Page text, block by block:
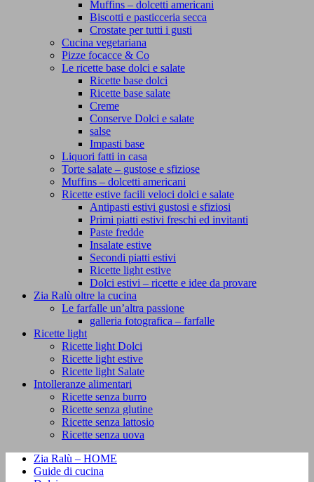
Muffins – dolcetti americani
Biscotti e pasticceria secca
Crostate per tutti i gusti
Cucina vegetariana
Pizze focacce & Co
Le ricette base dolci e salate
Ricette base dolci
Ricette base salate
Creme
Conserve Dolci e salate
salse
Impasti base
Liquori fatti in casa
Torte salate – gustose e sfiziose
Muffins – dolcetti americani
Ricette estive facili veloci dolci e salate
Antipasti estivi gustosi e sfiziosi
Primi piatti estivi freschi ed invitanti
Paste fredde
Insalate estive
Secondi piatti estivi
Ricette light estive
Dolci estivi – ricette e idee da provare
Zia Ralù oltre la cucina
Le farfalle un’altra passione
galleria fotografica – farfalle
Ricette light
Ricette light Dolci
Ricette light estive
Ricette light Salate
Intolleranze alimentari
Ricette senza burro
Ricette senza glutine
Ricette senza lattosio
Ricette senza uova
Zia Ralù – HOME
Guide di cucina